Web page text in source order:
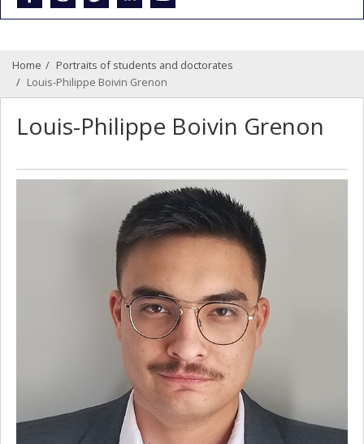
Home
Portraits of students and doctorates
Louis-Philippe Boivin Grenon
Louis-Philippe Boivin Grenon